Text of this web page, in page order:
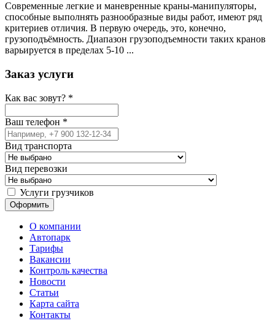
Современные легкие и маневренные краны-манипуляторы,
способные выполнять разнообразные виды работ, имеют ряд
критериев отличия. В первую очередь, это, конечно,
грузоподъёмность. Диапазон грузоподъемности таких кранов
варьируется в пределах 5-10 ...
Заказ услуги
Как вас зовут? *
Ваш телефон *
Вид транспорта
Вид перевозки
Услуги грузчиков
О компании
Автопарк
Тарифы
Вакансии
Контроль качества
Новости
Статьи
Карта сайта
Контакты